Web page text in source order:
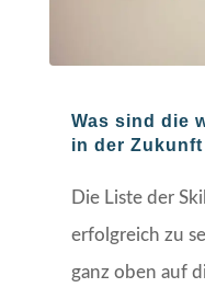
Was sind die
in der
Die Liste der
erfolgreich zu
ganz oben auf